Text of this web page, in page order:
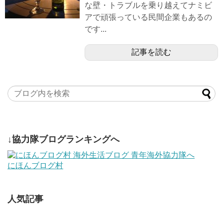
な壁・トラブルを乗り越えてナミビ
アで頑張っている民間企業もあるの
です...
記事を読む
↓協力隊ブログランキングへ
にほんブログ村
人気記事